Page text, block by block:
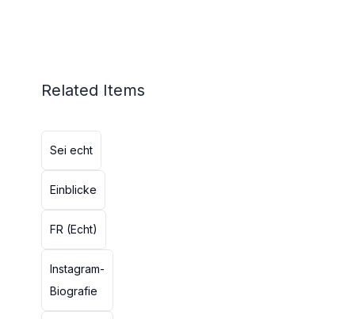
Related Items
Sei echt
Einblicke
FR (Echt)
Instagram-
Biografie